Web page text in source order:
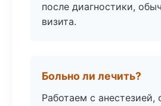
после диагностики,
визита.
Больно ли лечить?
Работаем с анестезией,